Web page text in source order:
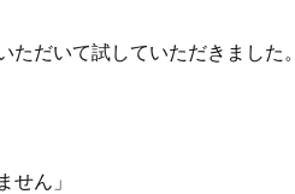
ただいて試していただきました。
せん」